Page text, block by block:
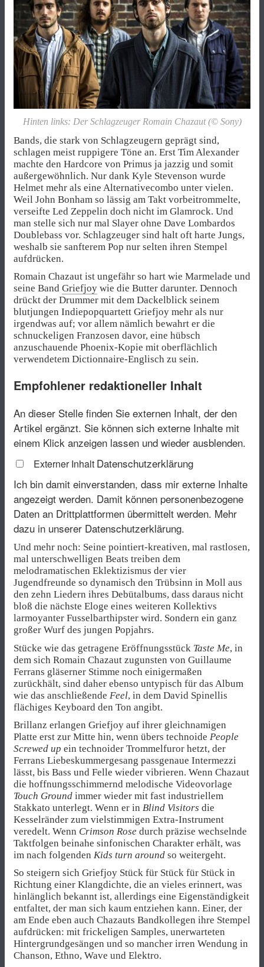
Hinten links: Der Schlagzeuger Romain Chazaut (© Sony)
Bands, die stark von Schlagzeugern geprägt sind,
schlagen meist ruppigere Töne an. Erst Tim Alexander
machte den Hardcore von Primus ja jazzig und somit
außergewöhnlich. Nur dank Kyle Stevenson wurde
Helmet mehr als eine Alternativecombo unter vielen.
Weil John Bonham so lässig am Takt vorbeitrommelte,
verseifte Led Zeppelin doch nicht im Glamrock. Und
man stelle sich nur mal Slayer ohne Dave Lombardos
Doublebass vor. Schlagzeuger sind halt oft harte Jungs,
weshalb sie sanfterem Pop nur selten ihren Stempel
aufdrücken.
Romain Chazaut ist ungefähr so hart wie Marmelade und
seine Band Griefjoy wie die Butter darunter. Dennoch
drückt der Drummer mit dem Dackelblick seinem
blutjungen Indiepopquartett Griefjoy mehr als nur
irgendwas auf; vor allem nämlich bewahrt er die
schnuckeligen Franzosen davor, eine hübsch
anzuschauende Phoenix-Kopie mit oberflächlich
verwendetem Dictionnaire-Englisch zu sein.
Empfohlener redaktioneller Inhalt
An dieser Stelle finden Sie externen Inhalt, der den
Artikel ergänzt. Sie können sich externe Inhalte mit
einem Klick anzeigen lassen und wieder ausblenden.
Externer Inhalt Datenschutzerklärung
Ich bin damit einverstanden, dass mir externe Inhalte
angezeigt werden. Damit können personenbezogene
Daten an Drittplattformen übermittelt werden. Mehr
dazu in unserer Datenschutzerklärung.
Und mehr noch: Seine pointiert-kreativen, mal rastlosen,
mal unterschwelligen Beats treiben dem
melodramatischen Eklektizismus der vier
Jugendfreunde so dynamisch den Trübsinn in Moll aus
den zehn Liedern ihres Debütalbums, dass daraus nicht
bloß die nächste Eloge eines weiteren Kollektivs
larmoyanter Fusselbarthipster wird. Sondern ein ganz
großer Wurf des jungen Popjahrs.
Stücke wie das getragene Eröffnungsstück Taste Me, in
dem sich Romain Chazaut zugunsten von Guillaume
Ferrans gläserner Stimme noch einigermaßen
zurückhält, sind daher ebenso untypisch für das Album
wie das anschließende Feel, in dem David Spinellis
flächiges Keyboard den Ton angibt.
Brillanz erlangen Griefjoy auf ihrer gleichnamigen
Platte erst zur Mitte hin, wenn übers technoide People
Screwed up ein technoider Trommelfuror hetzt, der
Ferrans Liebeskummergesang passgenaue Intermezzi
lässt, bis Bass und Felle wieder vibrieren. Wenn Chazaut
die hoffnungsschimmernd melodische Videovorlage
Touch Ground immer wieder mit fast industriellem
Stakkato unterlegt. Wenn er in Blind Visitors die
Kesselränder zum vielstimmigen Extra-Instrument
veredelt. Wenn Crimson Rose durch präzise wechselnde
Taktfolgen beinahe sinfonischen Charakter erhält, was
im nach folgenden Kids turn around so weitergeht.
So steigern sich Griefjoy Stück für Stück für Stück in
Richtung einer Klangdichte, die an vieles erinnert, was
hinlänglich bekannt ist, allerdings eine Eigenständigkeit
entfaltet, der man sich kaum entziehen kann. Einer, der
am Ende eben auch Chazauts Bandkollegen ihre Stempel
aufdrücken: mit frickeligen Samples, unerwarteten
Hintergrundgesängen und so mancher irren Wendung in
Chanson, Ethno, Wave und Elektro.